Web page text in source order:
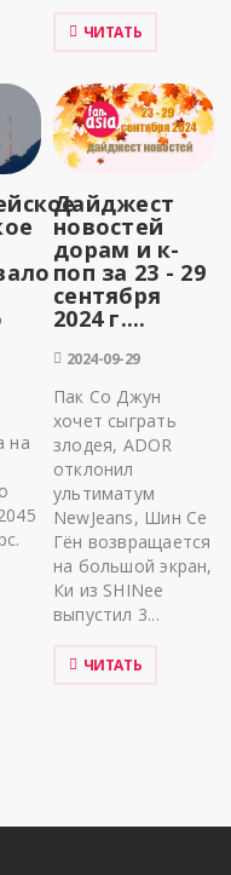
ЧИТАТЬ
на
Дайджест
новостей
дорам и к-
поп за 23 - 29
сентября
2024 г....
2024-09-29
Пак Со Джун
хочет сыграть
злодея, ADOR
отклонил
ультиматум
NewJeans, Шин Се
Гён возвращается
на большой экран,
Ки из SHINee
выпустил 3...
ЧИТАТЬ